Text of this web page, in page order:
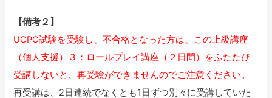
【備考２】
UCPC試験を受験し、不合格となった方は、この上級講座
（個人支援）３：ロールプレイ講座（２日間）をふたたび
受講しないと、再受験ができませんのでご注意ください。
再受講は、2日連続でなくとも1日ずつ別々に受講していた